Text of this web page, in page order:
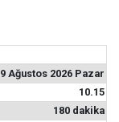
9 Ağustos 2026 Pazar
10.15
180 dakika